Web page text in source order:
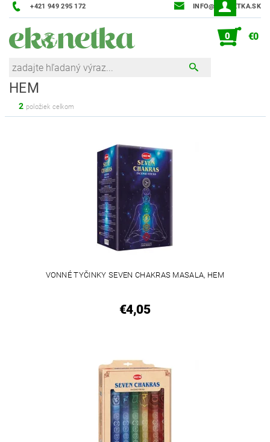
+421 949 295 172 INFO@EKONETKA.SK
0 €0
HEM
2 položiek celkom
VONNÉ TYČINKY SEVEN CHAKRAS MASALA, HEM
€4,05